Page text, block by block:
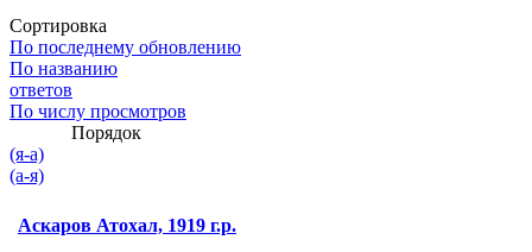
Сортировка
По последнему обновлению
По названию
ответов
По числу просмотров
Порядок
(я-а)
(а-я)
Аскаров Атохал, 1919 г.р.